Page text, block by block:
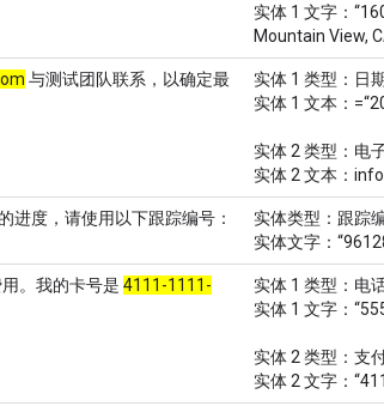
实体 1 文字：
Mountain View,
与测试团队联系，以确定最
实体 1 类型：日
实体 1 文本：
实体 2 类型：电
实体 2 文本：
进度，请使用以下跟踪编号：
实体类型：跟踪
实体文字：
。我的卡号是 4111-1111-
实体 1 类型：电
实体 1 文字：
实体 2 类型：支
实体 2 文字：